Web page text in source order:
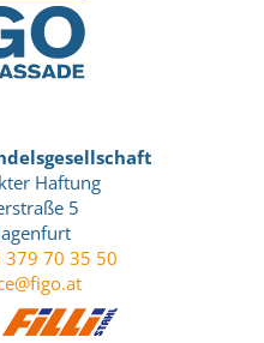
Haftung
5
379 70 35 50